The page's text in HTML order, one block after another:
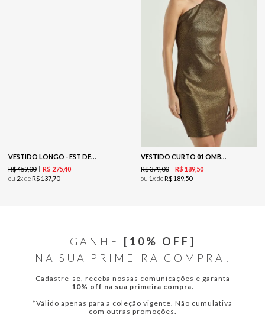
VESTIDO LONGO - EST DETALHES
R$459,00 R$ 27540
ou 2x deR$ 13770
VESTIDO CURTO 01 OMBRO-DOURADO / MARROM
R$379,00 R$ 189 50
ou 1x deR$ 189 50
GANHE
[10% OFF]
NA SUA PRIMEIRA COMPRA!
Cadastre-se, receba nossas comunicações e garanta
10% off na sua primeira compra.
*Válido apenas para a coleção vigente. Não cumulativa
com outras promoções.